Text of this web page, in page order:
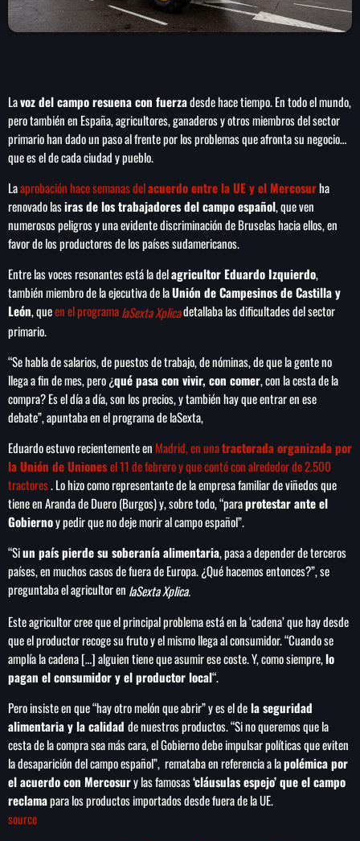
PROGRAMACIÓN keyboard_arrow_down
RANKING
PUBLICIDAD
HISTORIA
SEARCH
SEARCH
NOTAS
Importaciones de gas frenan soberanía
energética de México: Comité científico
XIV en noviembre
Federación Venezolana reafirma su apoyo a
Infantino en medio de polémica comercial
de FIFA
Lavoz del campo resuena con fuerzadesde hace tiempo. En todo el mundo,
pero también en España, agricultores, ganaderos y otros miembros del sector
primario han dado un paso al frente por los problemas que afronta su negocio…
que es el de cada ciudad y pueblo.
Laaprobación hace semanas delacuerdo entre la UE y el Mercosurha
renovado lasiras de los trabajadores del campo español, que ven
numerosos peligros y una evidente discriminación de Bruselas hacia ellos, en
favor de los productores de los países sudamericanos.
Entre las voces resonantes está la delagricultor Eduardo Izquierdo,
también miembro de la ejecutiva de laUnión de Campesinos de Castilla y
León, queen el programalaSexta Xplicadetallaba las dificultades del sector
primario.
“Se habla de salarios, de puestos de trabajo, de nóminas, de que la gente no
llega a fin de mes, pero ¿qué pasa con vivir, con comer, con la cesta de la
compra? Es el día a día, son los precios, y también hay que entrar en ese
debate”, apuntaba en el programa de laSexta,
Eduardo estuvo recientemente en Madrid, en unatractorada organizada por
la Unión de Unionesel 11 de febrero y que contó con alrededor de 2.500
tractores. Lo hizo como representante de la empresa familiar de viñedos que
tiene en Aranda de Duero (Burgos) y, sobre todo, “paraprotestar ante el
Gobiernoy pedir que no deje morir al campo español”.
“Siun país pierde su soberanía alimentaria, pasa a depender de terceros
países, en muchos casos de fuera de Europa. ¿Qué hacemos entonces?”, se
preguntaba el agricultor en laSexta Xplica.
Este agricultor cree que el principal problema está en la ‘cadena’ que hay desde
que el productor recoge su fruto y el mismo llega al consumidor. “Cuando se
amplía la cadena […] alguien tiene que asumir ese coste. Y, como siempre,lo
pagan el consumidor y el productor local“.
Pero insiste en que “hay otro melón que abrir” y es el dela seguridad
alimentaria y la calidad de nuestros productos. “Si no queremos que la
cesta de la compra sea más cara, el Gobierno debe impulsar políticas que eviten
la desaparición del campo español”, remataba en referencia a lapolémica por
el acuerdo con Mercosury las famosas‘cláusulas espejo’ que el campo
reclamapara los productos importados desde fuera de la UE.
source